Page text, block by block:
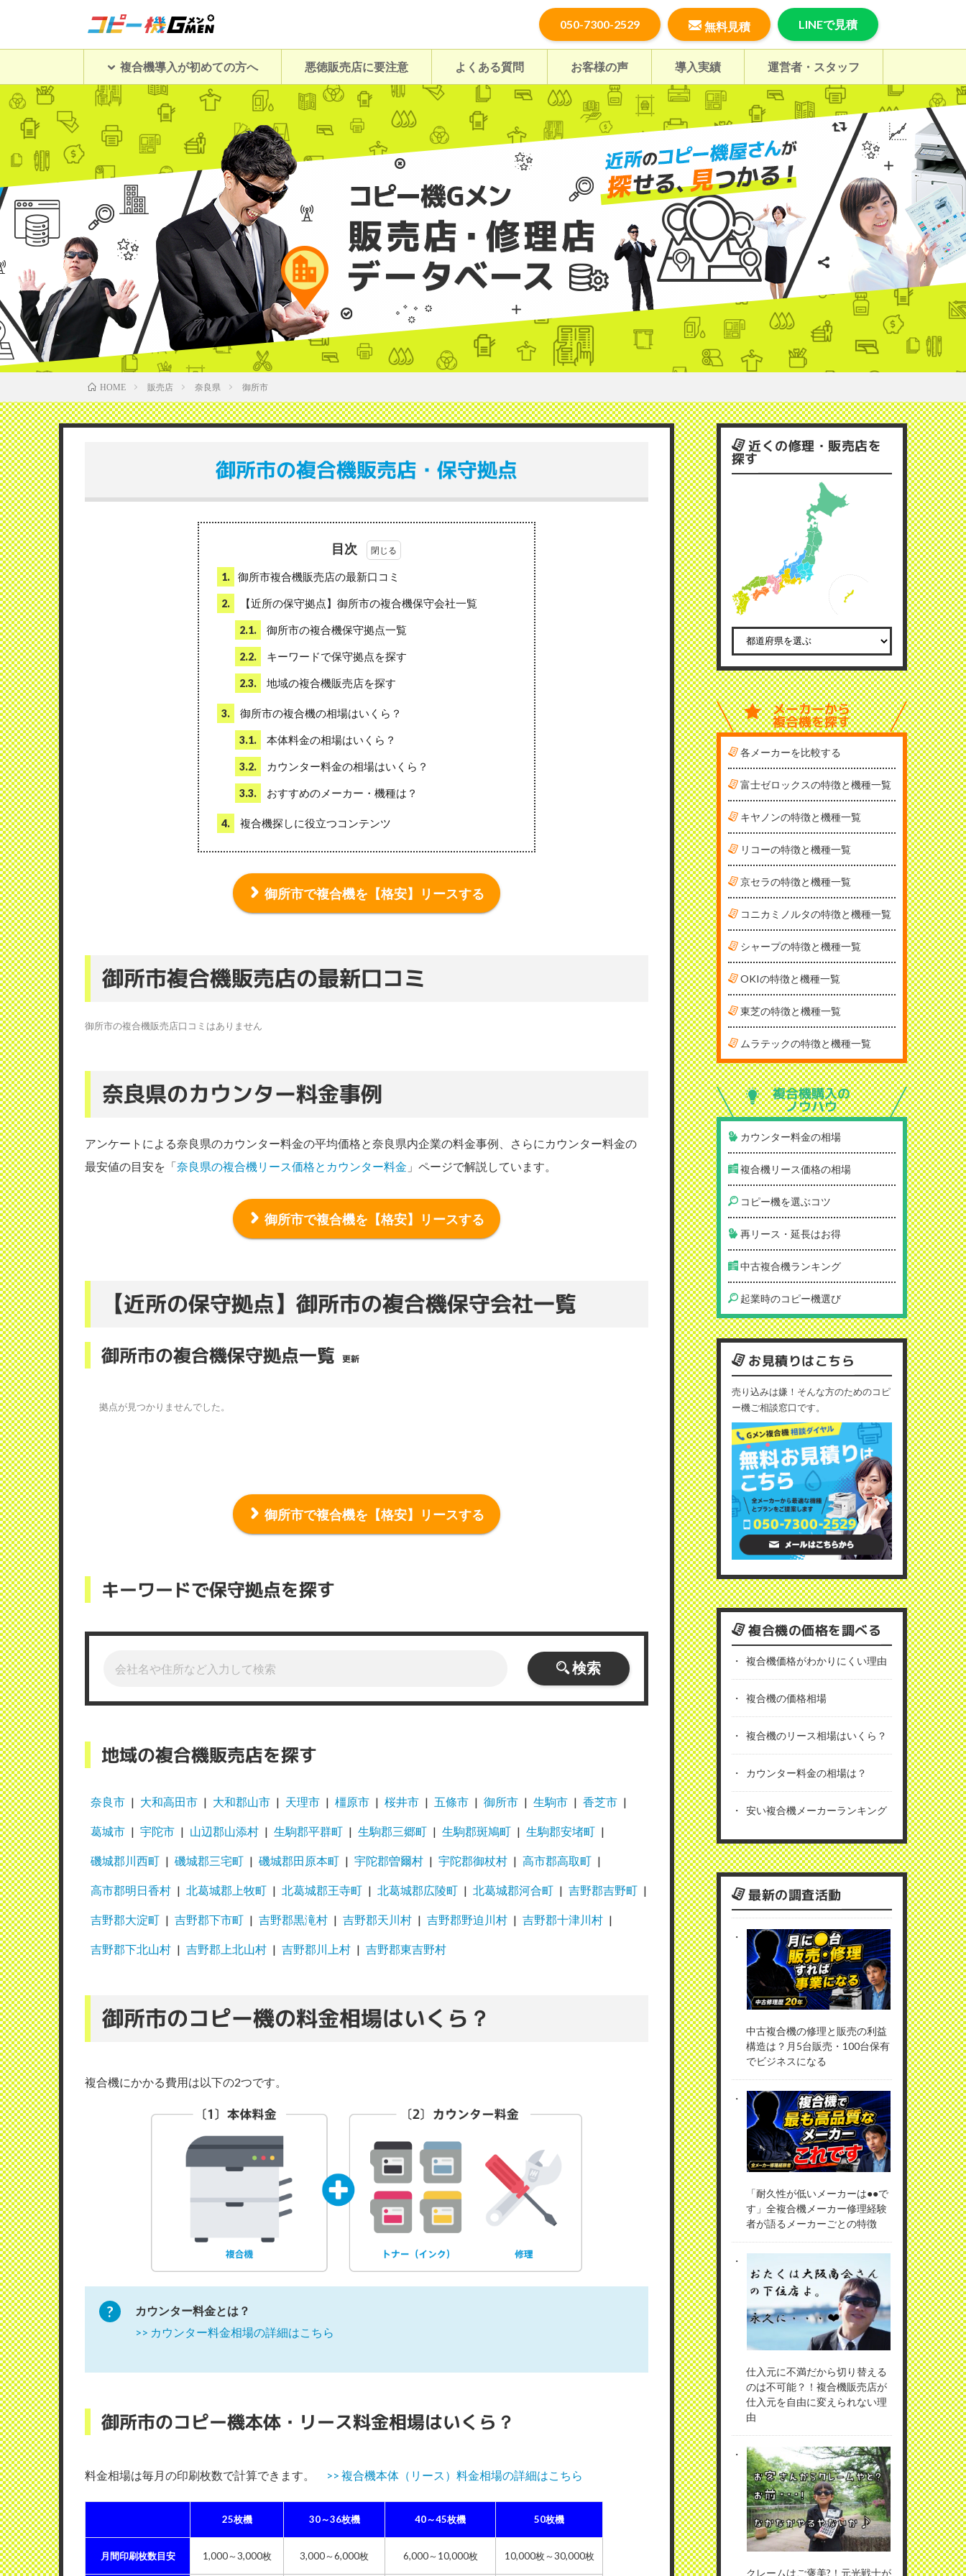
050-7300-2529 無料見積 LINEで見積
複合機導入が初めての方へ 悪徳販売店に要注意 よくある質問 お客様の声 導入実績 運営者・スタッフ
HOME 販売店 奈良県 御所市
御所市の複合機販売店・保守拠点
目次
1. 御所市複合機販売店の最新口コミ
2. 【近所の保守拠点】御所市の複合機保守会社一覧
2.1. 御所市の複合機保守拠点一覧
2.2. キーワードで保守拠点を探す
2.3. 地域の複合機販売店を探す
3. 御所市の複合機の相場はいくら？
3.1. 本体料金の相場はいくら？
3.2. カウンター料金の相場はいくら？
3.3. おすすめのメーカー・機種は？
4. 複合機探しに役立つコンテンツ
御所市で複合機を【格安】リースする
御所市複合機販売店の最新口コミ
御所市の複合機販売店口コミはありません
奈良県のカウンター料金事例
アンケートによる奈良県のカウンター料金の平均価格と奈良県内企業の料金事例、さらにカウンター料金の
最安値の目安を「奈良県の複合機リース価格とカウンター料金 」ページで解説しています。
御所市で複合機を【格安】リースする
【近所の保守拠点】御所市の複合機保守会社一覧
御所市の複合機保守拠点一覧 更新
拠点が見つかりませんでした。
御所市で複合機を【格安】リースする
キーワードで保守拠点を探す
検索
地域の複合機販売店を探す
奈良市 大和高田市 大和郡山市 天理市 橿原市 桜井市 五條市 御所市 生駒市 香芝市
葛城市 宇陀市 山辺郡山添村 生駒郡平群町 生駒郡三郷町 生駒郡斑鳩町 生駒郡安堵町
磯城郡川西町 磯城郡三宅町 磯城郡田原本町 宇陀郡曽爾村 宇陀郡御杖村 高市郡高取町
高市郡明日香村 北葛城郡上牧町 北葛城郡王寺町 北葛城郡広陵町 北葛城郡河合町 吉野郡吉野町
吉野郡大淀町 吉野郡下市町 吉野郡黒滝村 吉野郡天川村 吉野郡野迫川村 吉野郡十津川村
吉野郡下北山村 吉野郡上北山村 吉野郡川上村 吉野郡東吉野村
御所市のコピー機の料金相場はいくら？
複合機にかかる費用は以下の2つです。
カウンター料金とは？
>> カウンター料金相場の詳細はこちら
御所市のコピー機本体・リース料金相場はいくら？
料金相場は毎月の印刷枚数で計算できます。 >> 複合機本体（リース）料金相場の詳細はこちら
25枚機 30～36枚機 40～45枚機 50枚機
月間印刷枚数目安 1,000～3,000枚 3,000～6,000枚 6,000～10,000枚 10,000枚～30,000枚
近くの修理・販売店を
探す
メーカーから
複合機を探す
各メーカーを比較する
富士ゼロックスの特徴と機種一覧
キヤノンの特徴と機種一覧
リコーの特徴と機種一覧
京セラの特徴と機種一覧
コニカミノルタの特徴と機種一覧
シャープの特徴と機種一覧
OKIの特徴と機種一覧
東芝の特徴と機種一覧
ムラテックの特徴と機種一覧
複合機購入の
ノウハウ
カウンター料金の相場
複合機リース価格の相場
コピー機を選ぶコツ
再リース・延長はお得
中古複合機ランキング
起業時のコピー機選び
お見積りはこちら
売り込みは嫌！そんな方のためのコピ
ー機ご相談窓口です。
複合機の価格を調べる
複合機価格がわかりにくい理由
複合機の価格相場
複合機のリース相場はいくら？
カウンター料金の相場は？
安い複合機メーカーランキング
最新の調査活動
中古複合機の修理と販売の利益
構造は？月5台販売・100台保有
でビジネスになる
「耐久性が低いメーカーは●●で
す」全複合機メーカー修理経験
者が語るメーカーごとの特徴
仕入元に不満だから切り替える
のは不可能？！複合機販売店が
仕入元を自由に変えられない理
由
クレームはご褒美?！元光戦士が